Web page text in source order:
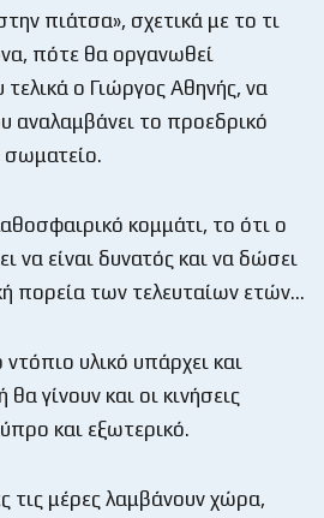
πιάτσα», σχετικά με το τι
πότε θα οργανωθεί
τελικά ο Γιώργος Αθηνής, να
αναλαμβάνει το προεδρικό
σωματείο.
κομμάτι, το ότι ο
να είναι δυνατός και να δώσει
πορεία των τελευταίων ετών…
υλικό υπάρχει και
γίνουν και οι κινήσεις
και εξωτερικό.
τις μέρες λαμβάνουν χώρα,